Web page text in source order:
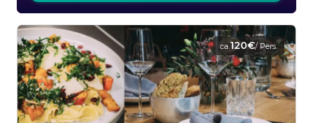
ca.120€/ Pers.